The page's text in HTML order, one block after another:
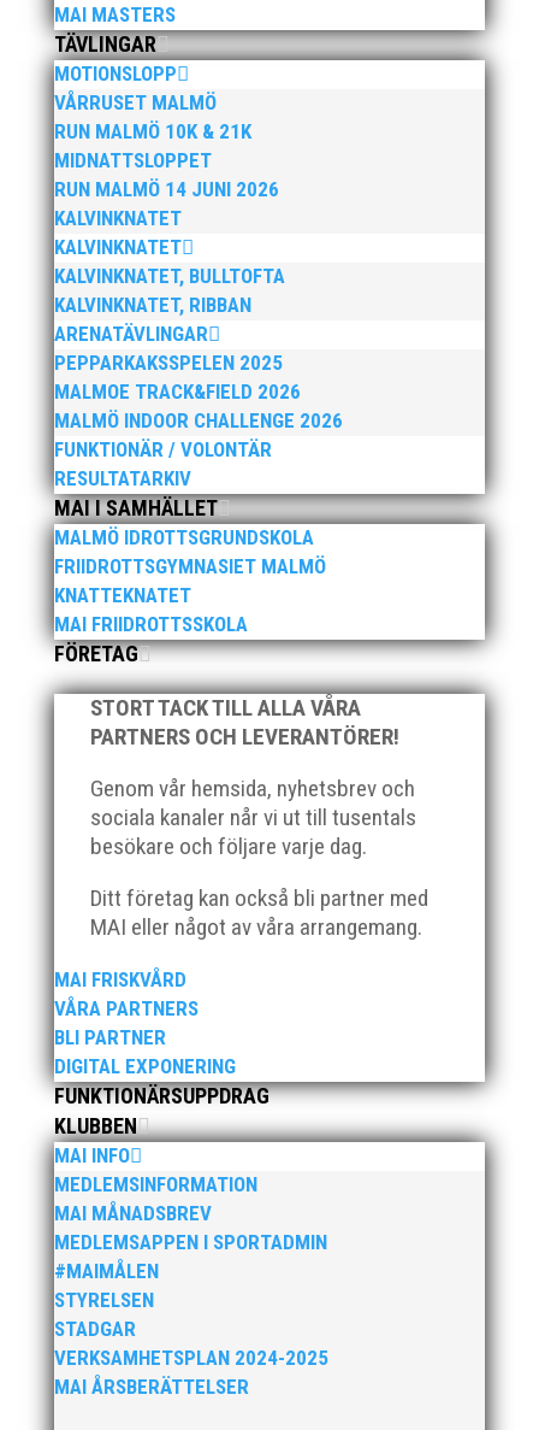
MAI MASTERS
TÄVLINGAR
MOTIONSLOPP
VÅRRUSET MALMÖ
RUN MALMÖ 10K & 21K
MIDNATTSLOPPET
RUN MALMÖ 14 JUNI 2026
KALVINKNATET
KALVINKNATET
KALVINKNATET, BULLTOFTA
KALVINKNATET, RIBBAN
ARENATÄVLINGAR
PEPPARKAKSSPELEN 2025
MALMOE TRACK&FIELD 2026
MALMÖ INDOOR CHALLENGE 2026
FUNKTIONÄR / VOLONTÄR
RESULTATARKIV
MAI I SAMHÄLLET
MALMÖ IDROTTSGRUNDSKOLA
FRIIDROTTSGYMNASIET MALMÖ
KNATTEKNATET
MAI FRIIDROTTSSKOLA
FÖRETAG
STORT TACK TILL ALLA VÅRA
PARTNERS OCH LEVERANTÖRER!
Genom vår hemsida, nyhetsbrev och
sociala kanaler når vi ut till tusentals
besökare och följare varje dag.
Ditt företag kan också bli partner med
MAI eller något av våra arrangemang.
MAI FRISKVÅRD
VÅRA PARTNERS
BLI PARTNER
DIGITAL EXPONERING
FUNKTIONÄRSUPPDRAG
KLUBBEN
MAI INFO
MEDLEMSINFORMATION
MAI MÅNADSBREV
MEDLEMSAPPEN I SPORTADMIN
#MAIMÅLEN
STYRELSEN
STADGAR
VERKSAMHETSPLAN 2024-2025
MAI ÅRSBERÄTTELSER